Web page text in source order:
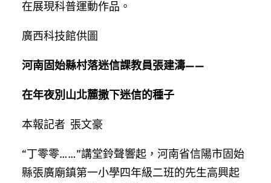
在展現科普運動作品。
廣西科技館供圖
河南固始縣村落迷信課教員張建濤——
在年夜別山北麓撒下迷信的種子
本報記者 張文豪
“丁零零……”講堂鈴聲響起，河南省信陽市固始
縣張廣廟鎮第一小學四年級二班的先生高興起